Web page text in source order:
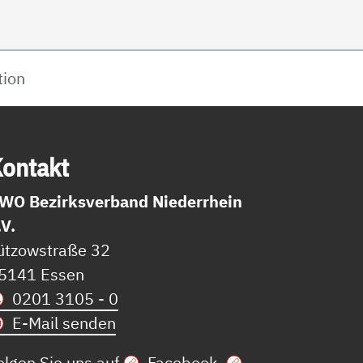
Bezirksverband Niederrhein
32
Essen
0201 3105 - 0
E-Mail senden